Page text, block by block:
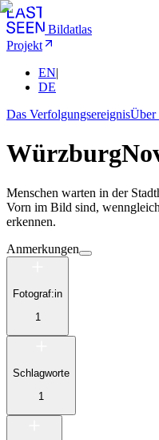
Bildatlas
Projekt
EN|
DE
Das VerfolgungsereignisÜber
Würzburg
Menschen warten in der
Vorn im Bild sind,
erkennen.
Anmerkungen
Fotograf:in
1
Schlagworte
1